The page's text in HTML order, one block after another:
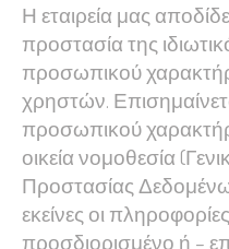
Η εταιρεία μας
προστασία της
προσωπικού
χρηστών.
προσωπικού
οικεία νομοθεσία
Προστασίας
εκείνες οι
προσδιορισμένο ή –